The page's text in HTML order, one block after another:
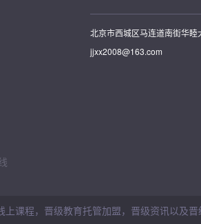
北京市西城区马连道南街华
jjxx2008@163.com
课程，晋级教育托管加盟，晋级资讯以及